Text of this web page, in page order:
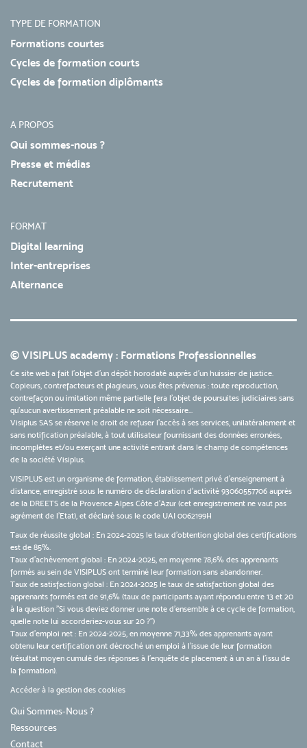
TYPE DE FORMATION
Formations courtes
Cycles de formation courts
Cycles de formation diplômants
A PROPOS
Qui sommes-nous ?
Presse et médias
Recrutement
FORMAT
Digital learning
Inter-entreprises
Alternance
© VISIPLUS academy : Formations Professionnelles
Ce site web a fait l'objet d'un dépôt horodaté auprès d'un huissier de justice.
Copieurs, contrefacteurs et plagieurs, vous êtes prévenus : toute reproduction,
contrefaçon ou imitation même partielle fera l'objet de poursuites judiciaires sans
qu’aucun avertissement préalable ne soit nécessaire...
Visiplus SAS se réserve le droit de refuser l'accès à ses services, unilatéralement et
sans notification préalable, à tout utilisateur fournissant des données erronées,
incomplètes et/ou exerçant une activité entrant dans le champ de compétences
de la société Visiplus.
VISIPLUS est un organisme de formation, établissement privé d’enseignement à
distance, enregistré sous le numéro de déclaration d’activité 93060557706 auprès
de la DREETS de la Provence Alpes Côte d’Azur (cet enregistrement ne vaut pas
agrément de l’Etat), et déclaré sous le code UAI 0062199H
Taux de réussite global : En 2024-2025 le taux d'obtention global des certifications
est de 85%.
Taux d’achèvement global : En 2024-2025, en moyenne 78,6% des apprenants
formés au sein de VISIPLUS ont terminé leur formation sans abandonner.
Taux de satisfaction global : En 2024-2025 le taux de satisfaction global des
apprenants formés est de 91,6% (taux de participants ayant répondu entre 13 et 20
à la question "Si vous deviez donner une note d’ensemble à ce cycle de formation,
quelle note lui accorderiez-vous sur 20 ?")
Taux d’emploi net : En 2024-2025, en moyenne 71,33% des apprenants ayant
obtenu leur certification ont décroché un emploi à l'issue de leur formation
(résultat moyen cumulé des réponses à l'enquête de placement à un an à l'issu de
la formation).
Accéder à la gestion des cookies
Qui Sommes-Nous ?
Ressources
Contact